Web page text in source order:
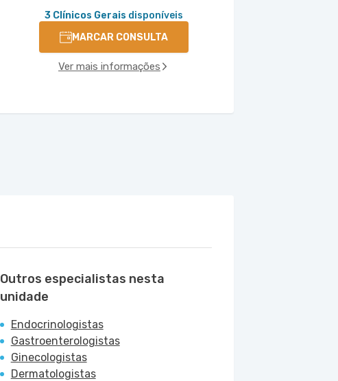
3 Clínicos Gerais disponíveis
MARCAR CONSULTA
Ver mais informações
Outros especialistas nesta
unidade
Endocrinologistas
Gastroenterologistas
Ginecologistas
Dermatologistas